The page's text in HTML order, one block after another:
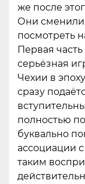
же после
Они
посмотреть
Первая
серьёзная
Чехии в
сразу
полностью
буквально
ассоциации
таким